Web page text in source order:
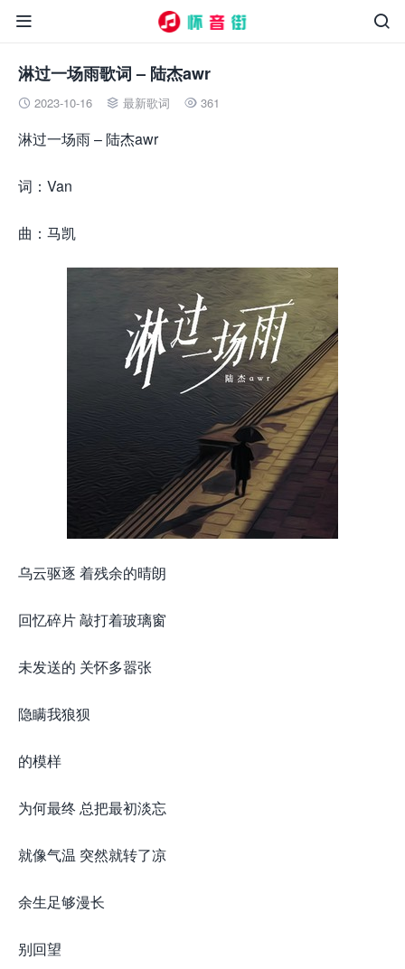


淋过一场雨歌词 – 陆杰awr
 2023-10-16  最新歌词  361
淋过一场雨 – 陆杰awr
词：Van
曲：马凯
乌云驱逐 着残余的晴朗
回忆碎片 敲打着玻璃窗
未发送的 关怀多嚣张
隐瞒我狼狈
的模样
为何最终 总把最初淡忘
就像气温 突然就转了凉
余生足够漫长
别回望